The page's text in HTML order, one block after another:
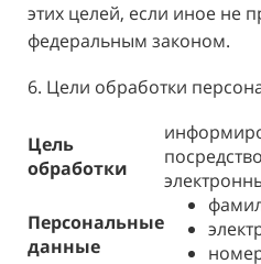
этих целей, если иное не
федеральным законом.
6. Цели обработки
Цель
обработки
Персональные
данные